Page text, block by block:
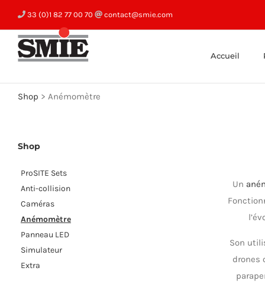
content
33 (0)1 82 77 00 70 contact@smie.com
Accueil
Shop > Anémomètre
Un
Son
drones
Shop
ProSITE Sets
Anti-collision
Caméras
Anémomètre
Panneau LED
Simulateur
Extra